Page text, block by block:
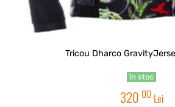
Tricou Dharco
în stoc
320 00 Lei